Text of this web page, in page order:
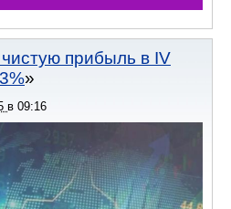
прибыль в IV
в 09:16